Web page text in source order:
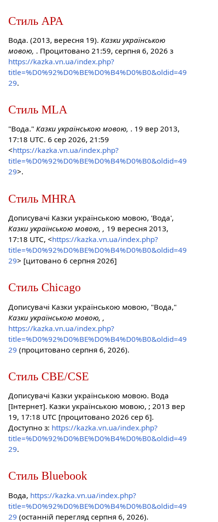
Стиль APA
Вода. (2013, вересня 19). Казки українською
мовою, . Процитовано 21:59, серпня 6, 2026 з
https://kazka.vn.ua/index.php?
title=%D0%92%D0%BE%D0%B4%D0%B0&oldid=49
29.
Стиль MLA
"Вода." Казки українською мовою, . 19 вер 2013,
17:18 UTC. 6 сер 2026, 21:59
<https://kazka.vn.ua/index.php?
title=%D0%92%D0%BE%D0%B4%D0%B0&oldid=49
29>.
Стиль MHRA
Дописувачі Казки українською мовою, 'Вода',
Казки українською мовою, , 19 вересня 2013,
17:18 UTC, <https://kazka.vn.ua/index.php?
title=%D0%92%D0%BE%D0%B4%D0%B0&oldid=49
29> [цитовано 6 серпня 2026]
Стиль Chicago
Дописувачі Казки українською мовою, "Вода,"
Казки українською мовою, ,
https://kazka.vn.ua/index.php?
title=%D0%92%D0%BE%D0%B4%D0%B0&oldid=49
29 (процитовано серпня 6, 2026).
Стиль CBE/CSE
Дописувачі Казки українською мовою. Вода
[Інтернет]. Казки українською мовою, ; 2013 вер
19, 17:18 UTC [процитовано 2026 сер 6].
Доступно з: https://kazka.vn.ua/index.php?
title=%D0%92%D0%BE%D0%B4%D0%B0&oldid=49
29.
Стиль Bluebook
Вода, https://kazka.vn.ua/index.php?
title=%D0%92%D0%BE%D0%B4%D0%B0&oldid=49
29 (останній перегляд серпня 6, 2026).